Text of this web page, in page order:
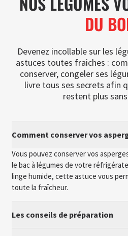
DU
Devenez incollable sur les
astuces toutes fraiches :
conserver, congeler ses
livre tous ses secrets afin
restent plus
Comment conserver vos
Vous pouvez conserver vos
le bac à légumes de votre
linge humide, cette astuce vous
toute la fraîcheur.
Les conseils de préparation